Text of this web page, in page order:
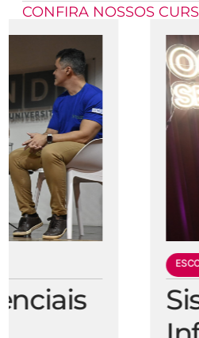
CONFIRA NOSSOS
Sistemas de